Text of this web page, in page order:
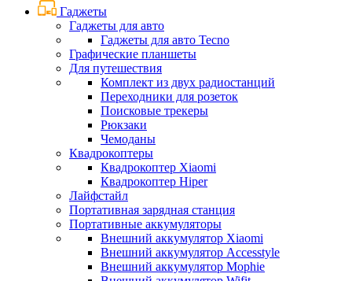
Гаджеты
Гаджеты для авто
Гаджеты для авто Tecno
Графические планшеты
Для путешествия
Комплект из двух радиостанций
Переходники для розеток
Поисковые трекеры
Рюкзаки
Чемоданы
Квадрокоптеры
Квадрокоптер Xiaomi
Квадрокоптер Hiper
Лайфстайл
Портативная зарядная станция
Портативные аккумуляторы
Внешний аккумулятор Xiaomi
Внешний аккумулятор Accesstyle
Внешний аккумулятор Mophie